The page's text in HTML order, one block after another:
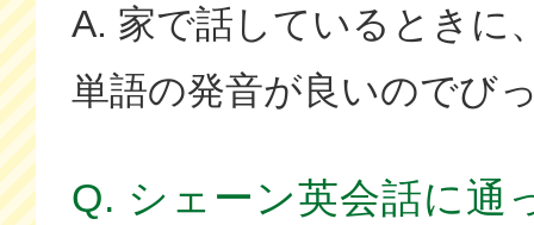
A. 家で話しているときに
単語の発音が良いのでび
Q. シェーン英会話に通